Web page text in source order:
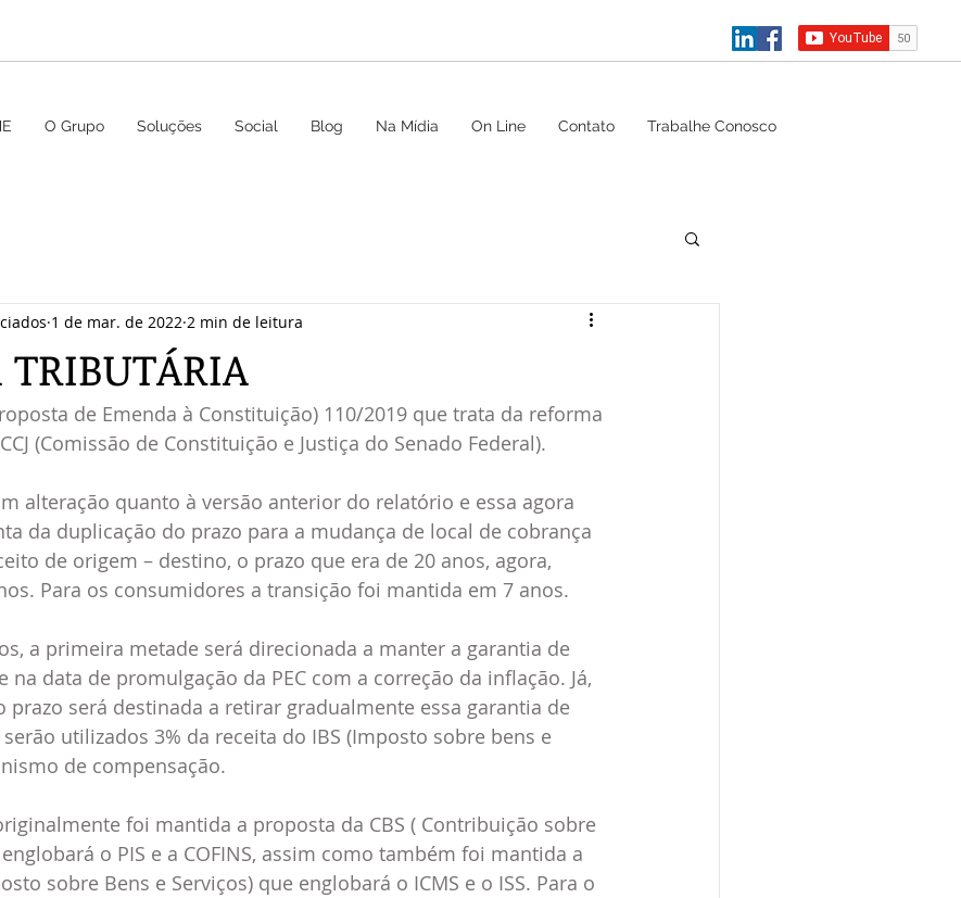
O Grupo Soluções Social Blog Na Mídia On Line Contato Trabalhe Conosco
1 de mar. de 2022 2 min de leitura
de Emenda à Constituição) 110/2019 que trata da reforma
(Comissão de Constituição e Justiça do Senado Federal).
da duplicação do prazo para a mudança de local de cobrança
de origem – destino, o prazo que era de 20 anos, agora,
Para os consumidores a transição foi mantida em 7 anos.
a primeira metade será direcionada a manter a garantia de
na data de promulgação da PEC com a correção da inflação. Já,
prazo será destinada a retirar gradualmente essa garantia de
utilizados 3% da receita do IBS (Imposto sobre bens e
de compensação.
foi mantida a proposta da CBS ( Contribuição sobre
o PIS e a COFINS, assim como também foi mantida a
sobre Bens e Serviços) que englobará o ICMS e o ISS. Para o